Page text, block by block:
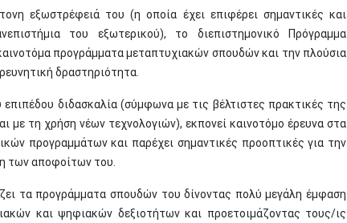
εξωστρέφειά του (η οποία έχει επιφέρει σημαντικές και
του εξωτερικού), το διεπιστημονικό Πρόγραμμα
προγράμματα μεταπτυχιακών σπουδών και την πλούσια
δραστηριότητα.
διδασκαλία (σύμφωνα με τις βέλτιστες πρακτικές της
με τη χρήση νέων τεχνολογιών), εκπονεί καινοτόμο έρευνα στα
προγραμμάτων και παρέχει σημαντικές προοπτικές για την
των αποφοίτων του.
τα προγράμματα σπουδών του δίνοντας πολύ μεγάλη έμφαση
και ψηφιακών δεξιοτήτων και προετοιμάζοντας τους/ις